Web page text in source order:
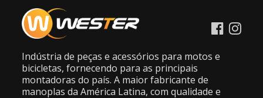
Indústria de peças e acessórios para motos e
bicicletas, fornecendo para as principais
montadoras do país. A maior fabricante de
manoplas da América Latina, com qualidade e